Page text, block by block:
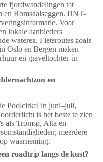
fjordwandelingen tot
en Romsdalseggen. DNT-
Voor
lokale aanbieders
wateren. Fietsroutes zoals
Oslo en Bergen maken
en graveltochten in
en
Poolcirkel in juni–juli,
is het beste te zien
als Tromsø, Alta en
meerdere
waarneming.
roadtrip langs de kust?